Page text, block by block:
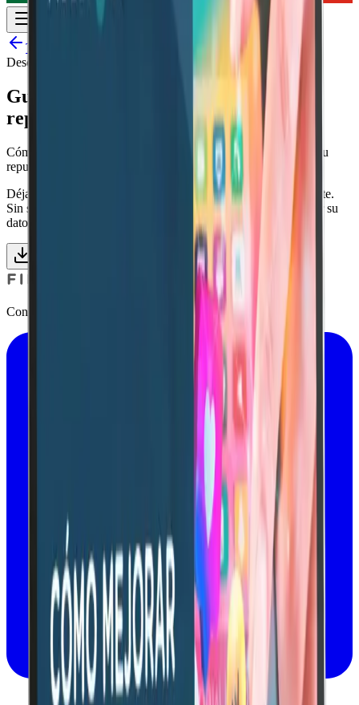
Todos los recursos
Descarga gratuita
Guía para mejorar y mantener tu
reputación online
Cómo escuchar, responder y aprender de las reseñas para que tu
reputación trabaje a favor del directo en vez de en contra.
Déjanos tus datos profesionales y accede al contenido al instante.
Sin spam: solo material útil para hoteleros que quieren dominar su
dato.
Conecta, conoce y fideliza a tu cliente.